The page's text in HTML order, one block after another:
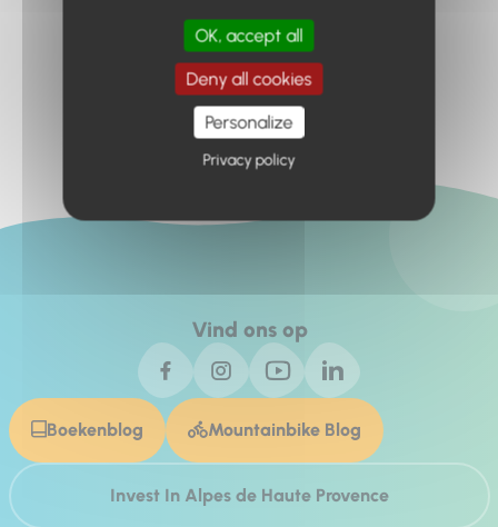
Retour à l'accueil
Vind ons op
Boekenblog Mountainbike Blog
Invest In Alpes de Haute Provence
OK, accept all
Deny all cookies
Personalize
Privacy policy